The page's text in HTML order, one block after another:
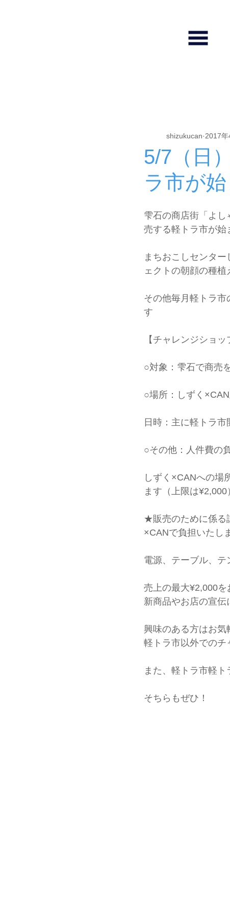
5/7（日
ラ市が始
shizukucan 2017年
雫石の商店街「よ
売する軽トラ市が始
まちおこしセンタ
ェクトの朝顔の種植
その他毎月軽トラ
す
【チャレンジショッ
○対象：雫石で商売
○場所：しずく
日時：主に軽トラ
○その他：人件費の
しずく×CANへの場
ます（上限は¥2,000
★販売のために係る
×CANで負担いたし
電源、テーブル、テ
売上の最大¥2,000を
新商品やお店の宣伝
興味のある方はお気
軽トラ市以外でのチ
また、軽トラ市軽ト
そちらもぜひ！